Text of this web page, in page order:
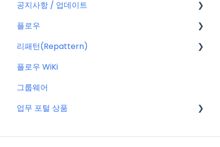
플로우 계정
요금제
결제
결제 관련 자주 묻는 질문
공지사항 / 업데이트
공지사항
특별 프로모션
신규 업데이트 (PC&서버)
서버 작업
KT cloud BizWorks 서버 작업
플로우
플로우 관리자(어드민)
프로젝트 이해하기
프로젝트 템플릿
프로젝트 관리하는 방법
리패턴(Repattern)
리패턴(Repattern) (NEW)
리패턴 기본 AI 기능
플로우 WiKi
그룹웨어
업무 포털 상품